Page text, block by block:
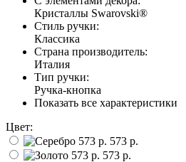
Кристаллы Swarovski®
Стиль ручки:
Классика
Страна производитель:
Италия
Тип ручки:
Ручка-кнопка
Показать все характеристики
Цвет:
573 р.
573 р.